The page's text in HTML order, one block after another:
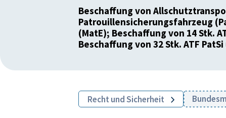
Beschaffung von
Patrouillensicherungsfahrzeug
(MatE); Beschaffung von 14 Stk.
Beschaffung von 32 Stk. ATF
Recht und Sicherheit